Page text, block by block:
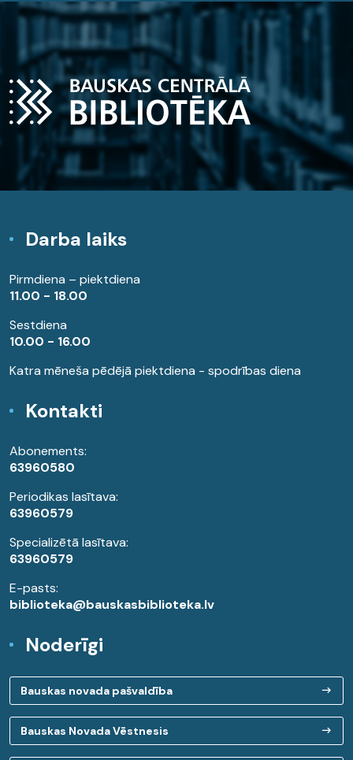
Darba laiks
Pirmdiena – piektdiena
11.00 - 18.00
Sestdiena
10.00 - 16.00
Katra mēneša pēdējā piektdiena - spodrības diena
Kontakti
Abonements:
63960580
Periodikas lasītava:
63960579
Specializētā lasītava:
63960579
E-pasts:
biblioteka@bauskasbiblioteka.lv
Noderīgi
Bauskas novada pašvaldība
Bauskas Novada Vēstnesis